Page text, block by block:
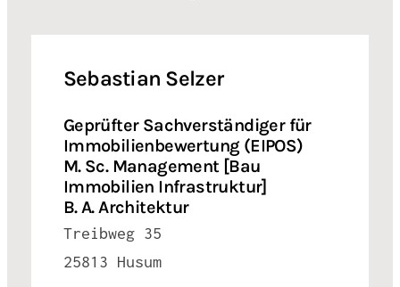
Sebastian Selzer
Geprüfter Sachverständiger für
Immobilienbewertung (EIPOS)
M. Sc. Management [Bau
Immobilien Infrastruktur]
B. A. Architektur
Treibweg 35
25813 Husum